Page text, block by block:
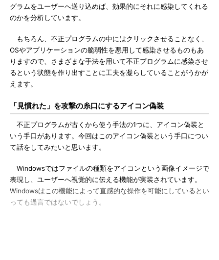
グラムをユーザーへ送り込めば、効果的にそれに感染してくれる
のかを分析しています。
もちろん、不正プログラムの中にはクリックさせることなく、
OSやアプリケーションの脆弱性を悪用して感染させるものもあ
りますので、さまざまな手法を用いて不正プログラムに感染させ
るという状態を作り出すことに工夫を凝らしていることがうかが
えます。
「見慣れた」を攻撃の糸口にするアイコン偽装
不正プログラムが古くから使う手法の1つに、アイコン偽装と
いう手口があります。今回はこのアイコン偽装という手口につい
て話をしてみたいと思います。
Windowsではファイルの種類をアイコンという画像イメージで
表現し、ユーザーへ視覚的に伝える機能が実装されています。
Windowsはこの機能によって直感的な操作を可能にしているとい
っても過言ではないでしょう。